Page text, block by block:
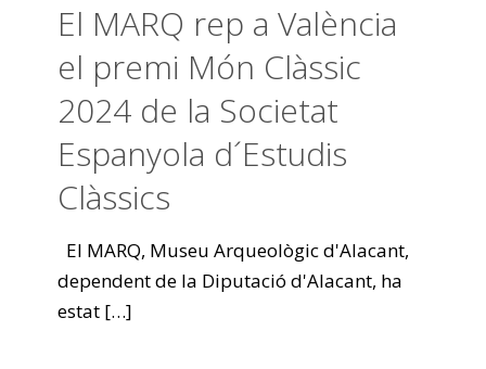
El MARQ rep a València
el premi Món Clàssic
2024 de la Societat
Espanyola d´Estudis
Clàssics
El MARQ, Museu Arqueològic d'Alacant,
dependent de la Diputació d'Alacant, ha
estat […]